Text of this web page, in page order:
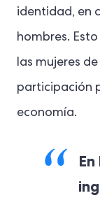
identidad, en
hombres.
las mujeres
participación
economía.